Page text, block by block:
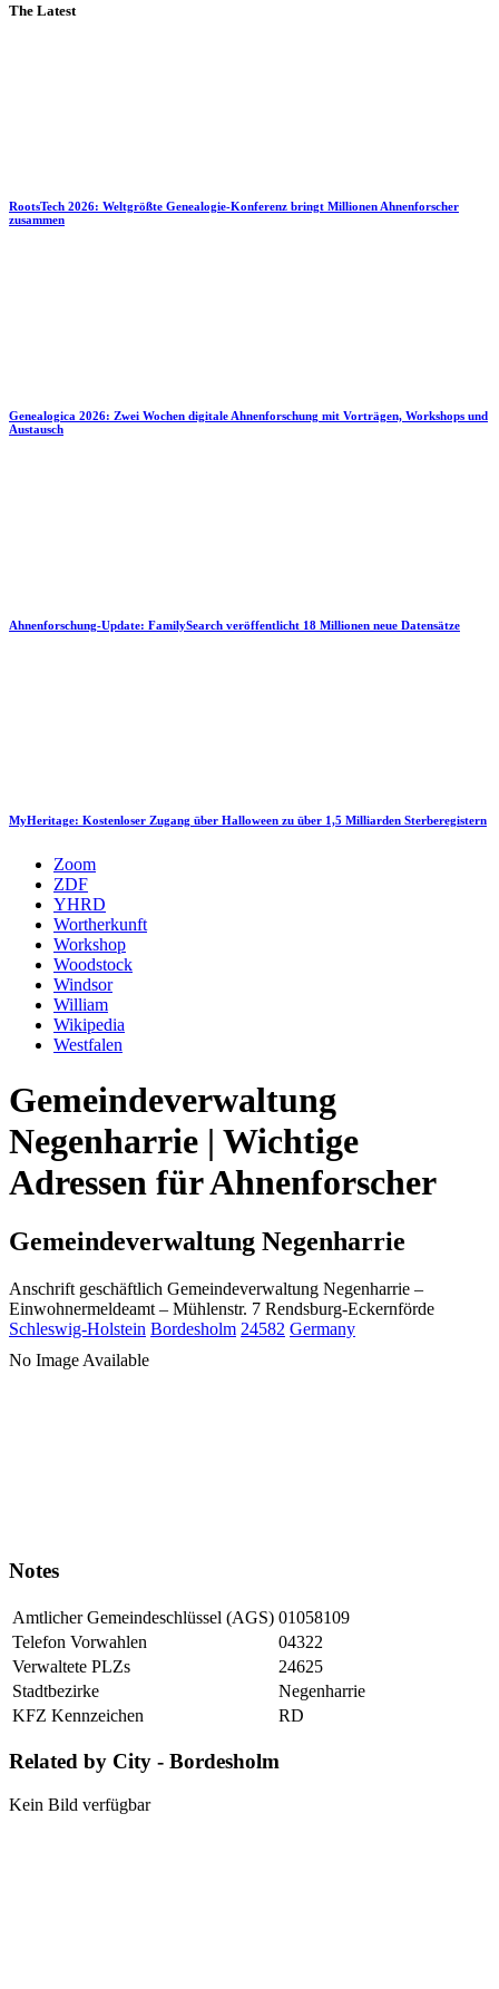
The Latest
RootsTech 2026: Weltgrößte Genealogie-Konferenz bringt Millionen Ahnenforscher
zusammen
Genealogica 2026: Zwei Wochen digitale Ahnenforschung mit Vorträgen, Workshops und
Austausch
Ahnenforschung-Update: FamilySearch veröffentlicht 18 Millionen neue Datensätze
MyHeritage: Kostenloser Zugang über Halloween zu über 1,5 Milliarden Sterberegistern
Zoom
ZDF
YHRD
Wortherkunft
Workshop
Woodstock
Windsor
William
Wikipedia
Westfalen
Gemeindeverwaltung
Negenharrie | Wichtige
Adressen für Ahnenforscher
Gemeindeverwaltung Negenharrie
Anschrift geschäftlich Gemeindeverwaltung Negenharrie –
Einwohnermeldeamt – Mühlenstr. 7 Rendsburg-Eckernförde
Schleswig-Holstein Bordesholm 24582 Germany
No Image Available
Notes
Amtlicher Gemeindeschlüssel (AGS) 01058109
Telefon Vorwahlen
04322
Verwaltete PLZs
24625
Stadtbezirke
Negenharrie
KFZ Kennzeichen
RD
Related by City - Bordesholm
Kein Bild verfügbar